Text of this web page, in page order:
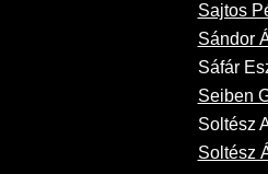
Sajtos
Sándor
Sáfár
Seiben
Soltész
Soltész